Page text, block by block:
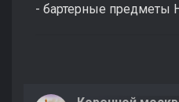
- бартерные предметы